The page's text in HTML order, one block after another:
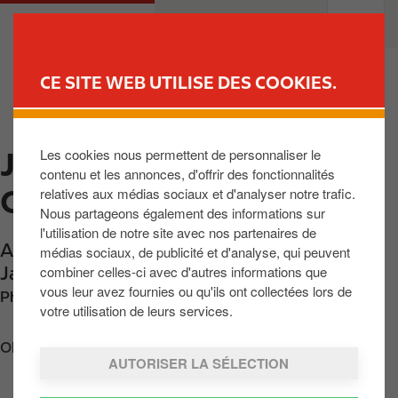
CE SITE WEB UTILISE DES COOKIES.
Les cookies nous permettent de personnaliser le
contenu et les annonces, d'offrir des fonctionnalités
relatives aux médias sociaux et d'analyser notre trafic.
Nous partageons également des informations sur
l'utilisation de notre site avec nos partenaires de
médias sociaux, de publicité et d'analyse, qui peuvent
combiner celles-ci avec d'autres informations que
vous leur avez fournies ou qu'ils ont collectées lors de
votre utilisation de leurs services.
AUTORISER LA SÉLECTION
o
n
e
n
u
i
c
M
a
TROUVER UNE STATION
JABBEKE - RICHT.
OOSTENDE E40
Autosnelweg E40 Brussel-Oostende,
Jabbeke,BE-8490,BE
Phone: +3250812532
Obtenir l'itinéraire